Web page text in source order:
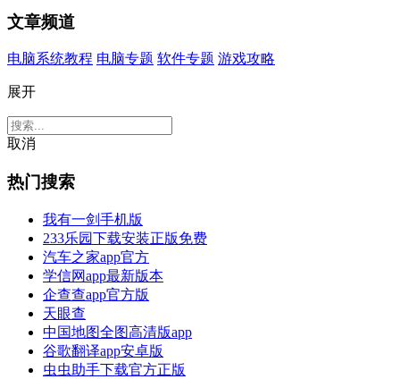
文章频道
电脑系统教程 电脑专题 软件专题 游戏攻略
展开
取消
热门搜索
我有一剑手机版
233乐园下载安装正版免费
汽车之家app官方
学信网app最新版本
企查查app官方版
天眼查
中国地图全图高清版app
谷歌翻译app安卓版
虫虫助手下载官方正版